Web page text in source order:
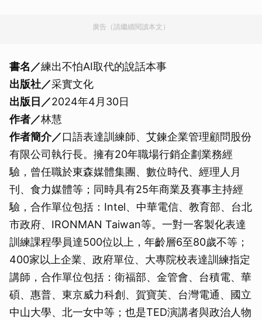
廣告（請繼續閱讀本文）
書名／練出不怕AI取代的說話本事
出版社／采實文化
出版日／2024年4月30日
作者／林慧
作者簡介／口語表達訓練師、艾鍊企業管理顧問股份
有限公司執行長。擁有20年職場行銷企劃業務經
驗，曾任職於東森媒體集團、數位時代、經理人月
刊、食力媒體等；同時具有25年商業及賽事主持經
驗，合作單位包括：Intel、中華電信、教育部、台北
市政府、IRONMAN Taiwan等。一對一客製化表達
訓練課程學員達500位以上，年齡層6至80歲不等；
400家以上企業、政府單位、大專院校表達訓練指定
講師，合作單位包括：衛福部、金管會、台積電、華
碩、惠普、東京威力科創、賀寶芙、台灣電通、國立
中山大學、北一女中等；也是TED演講者與政治人物